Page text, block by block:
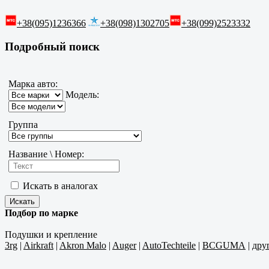
+38(095)1236366 +38(098)1302705 +38(099)2523332
Подробный поиск
Марка авто:
Модель:
Группа
Название \ Номер:
Искать в аналогах
Подбор по марке
Подушки и крепление
3rg | Airkraft| Akron Malo | Auger| AutoTechteile | BCGUMA |